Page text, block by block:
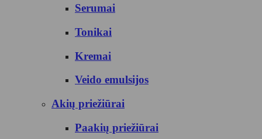
Serumai
Tonikai
Kremai
Veido emulsijos
Akių priežiūrai
Paakių priežiūrai